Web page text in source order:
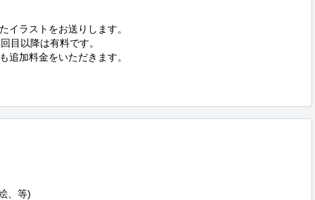
イラストをお送りします。
目以降は有料です。
加料金をいただきます。
、等)